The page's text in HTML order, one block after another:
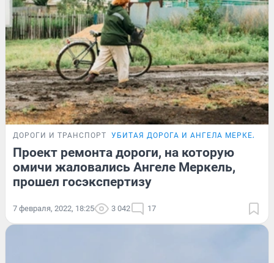
ДОРОГИ И ТРАНСПОРТ УБИТАЯ ДОРОГА И АНГЕЛА МЕРКЕЛЬ
Проект ремонта дороги, на которую
омичи жаловались Ангеле Меркель,
прошел госэкспертизу
7 февраля, 2022, 18:25 3 042 17